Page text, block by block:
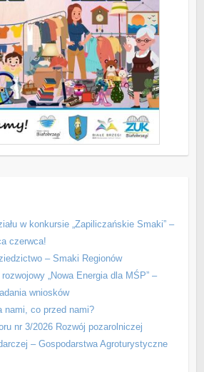
w konkursie „Zapiliczańskie Smaki” –
czerwca!
– Smaki Regionów
„Nowa Energia dla MŚP” –
wniosków
nami, co przed nami?
nr 3/2026 Rozwój pozarolniczej
– Gospodarstwa Agroturystyczne